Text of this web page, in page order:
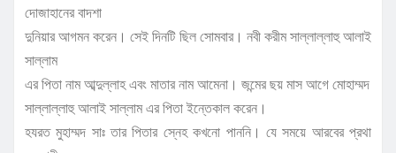
দোজাহানের বাদশা
দুনিয়ার আগমন করেন। সেই দিনটি ছিল সোমবার। নবী করীম সাল্লাল্লাহু আলাই
সাল্লাম
এর পিতা নাম আব্দুল্লাহ এবং মাতার নাম আমেনা। জন্মের ছয় মাস আগে মোহাম্মদ
সাল্লাল্লাহু আলাই সাল্লাম এর পিতা ইন্তেকাল করেন।
হযরত মুহাম্মদ সাঃ তার পিতার স্নেহ কখনো পাননি। যে সময়ে আরবের প্রথা